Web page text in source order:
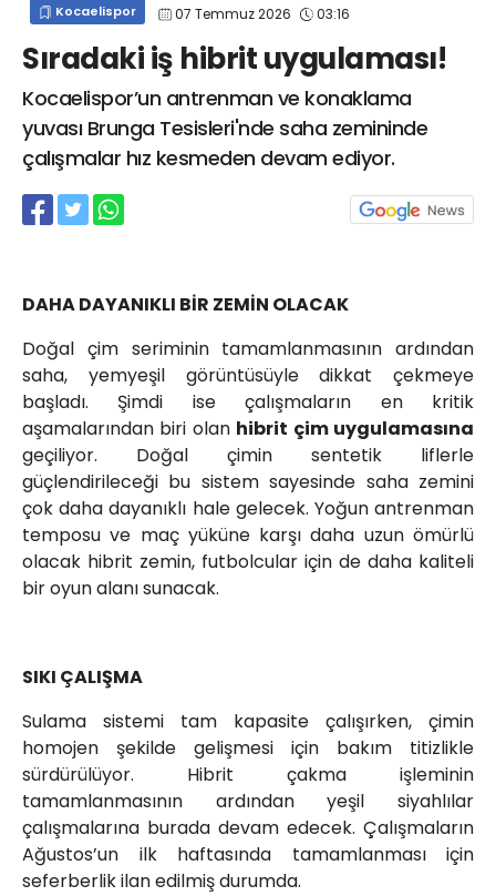
Kocaelispor 07 Temmuz 2026 03:16
Sıradaki iş hibrit uygulaması!
Kocaelispor’un antrenman ve konaklama
yuvası Brunga Tesisleri'nde saha zemininde
çalışmalar hız kesmeden devam ediyor.
DAHA DAYANIKLI BİR ZEMİN OLACAK
Doğal çim seriminin tamamlanmasının ardından
saha, yemyeşil görüntüsüyle dikkat çekmeye
başladı. Şimdi ise çalışmaların en kritik
aşamalarından biri olan hibrit çim uygulamasına
geçiliyor. Doğal çimin sentetik liflerle
güçlendirileceği bu sistem sayesinde saha zemini
çok daha dayanıklı hale gelecek. Yoğun antrenman
temposu ve maç yüküne karşı daha uzun ömürlü
olacak hibrit zemin, futbolcular için de daha kaliteli
bir oyun alanı sunacak.
SIKI ÇALIŞMA
Sulama sistemi tam kapasite çalışırken, çimin
homojen şekilde gelişmesi için bakım titizlikle
sürdürülüyor. Hibrit çakma işleminin
tamamlanmasının ardından yeşil siyahlılar
çalışmalarına burada devam edecek. Çalışmaların
Ağustos’un ilk haftasında tamamlanması için
seferberlik ilan edilmiş durumda.
info@spor41.com